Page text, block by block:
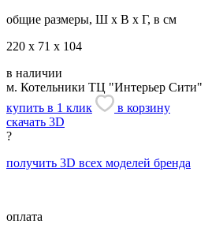
общие размеры, Ш х В х Г, в см
220 х 71 х 104
в наличии
м. Котельники ТЦ "Интерьер Сити"
купить в 1 клик
в корзину
скачать 3D
?
получить 3D всех моделей бренда
оплата